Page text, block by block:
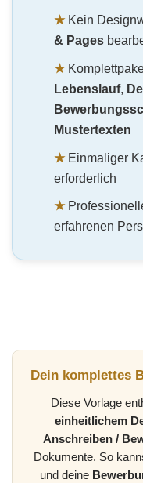
★Kein
& Pages
★
Lebenslauf,
Mustertexten
★Einmaliger
erforderlich
★
erfahrenen
Dein komplettes
Diese Vorlage
einheitlichem
Anschreiben /
Dokumente. So
und deine